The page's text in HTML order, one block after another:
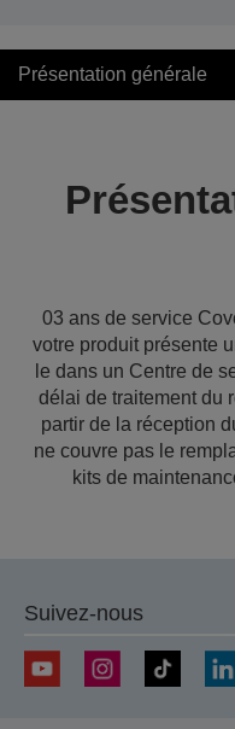
Présentation générale
03 ans de service
votre produit présente
le dans un Centre de
délai de traitement du
partir de la réception
ne couvre pas le
kits de
Suivez-nous